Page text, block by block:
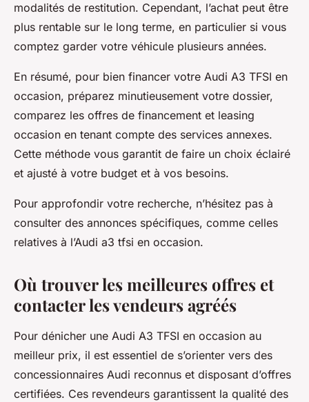
modalités de restitution. Cependant, l’achat peut être
plus rentable sur le long terme, en particulier si vous
comptez garder votre véhicule plusieurs années.
En résumé, pour bien financer votre Audi A3 TFSI en
occasion, préparez minutieusement votre dossier,
comparez les offres de financement et leasing
occasion en tenant compte des services annexes.
Cette méthode vous garantit de faire un choix éclairé
et ajusté à votre budget et à vos besoins.
Pour approfondir votre recherche, n’hésitez pas à
consulter des annonces spécifiques, comme celles
relatives à l’Audi a3 tfsi en occasion.
Où trouver les meilleures offres et
contacter les vendeurs agréés
Pour dénicher une Audi A3 TFSI en occasion au
meilleur prix, il est essentiel de s’orienter vers des
concessionnaires Audi reconnus et disposant d’offres
certifiées. Ces revendeurs garantissent la qualité des